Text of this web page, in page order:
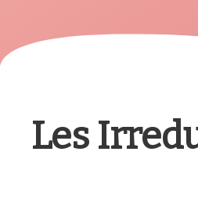
Les